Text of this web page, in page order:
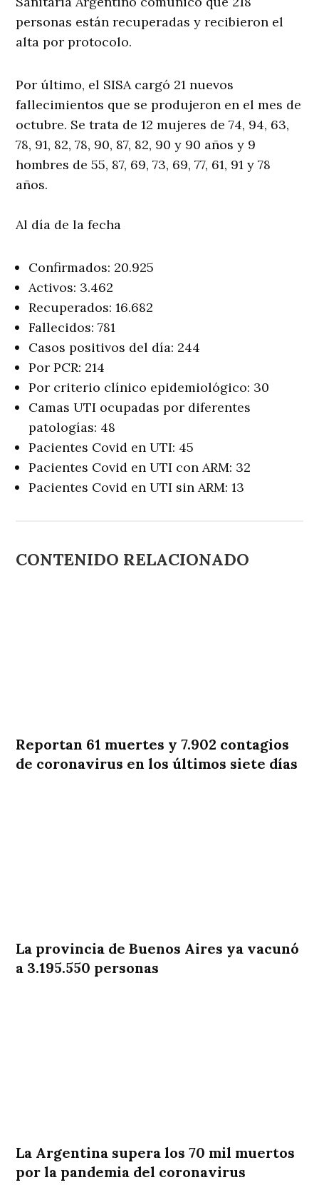
personas están recuperadas y recibieron el
alta por protocolo.
Por último, el SISA cargó 21 nuevos
fallecimientos que se produjeron en el mes de
octubre. Se trata de 12 mujeres de 74, 94, 63,
78, 91, 82, 78, 90, 87, 82, 90 y 90 años y 9
hombres de 55, 87, 69, 73, 69, 77, 61, 91 y 78
años.
Al día de la fecha
Confirmados: 20.925
Activos: 3.462
Recuperados: 16.682
Fallecidos: 781
Casos positivos del día: 244
Por PCR: 214
Por criterio clínico epidemiológico: 30
Camas UTI ocupadas por diferentes
patologías: 48
Pacientes Covid en UTI: 45
Pacientes Covid en UTI con ARM: 32
Pacientes Covid en UTI sin ARM: 13
CONTENIDO RELACIONADO
Reportan 61 muertes y 7.902 contagios
de coronavirus en los últimos siete días
La provincia de Buenos Aires ya vacunó
a 3.195.550 personas
La Argentina supera los 70 mil muertos
por la pandemia del coronavirus